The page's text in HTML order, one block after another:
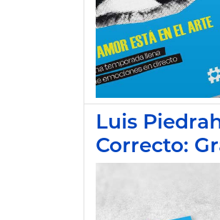
Luis
Correcto: